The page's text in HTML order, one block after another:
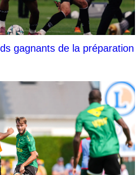
gagnants de la préparation